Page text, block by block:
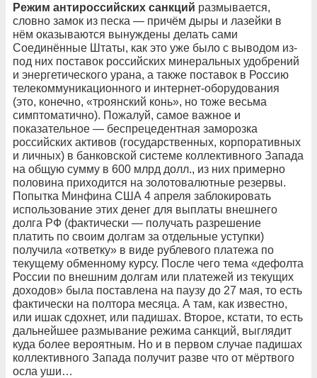
Режим антироссийских санкций размывается,
словно замок из песка — причём дыры и лазейки в
нём оказываются вынуждены делать сами
Соединённые Штаты, как это уже было с выводом из-
под них поставок российских минеральных удобрений
и энергетического урана, а также поставок в Россию
телекоммуникационного и интернет-​оборудования
(это, конечно, «троянский конь», но тоже весьма
симптоматично). Пожалуй, самое важное и
показательное — беспрецедентная заморозка
российских активов (государственных, корпоративных
и личных) в банковской системе коллективного Запада
на общую сумму в 600 млрд долл., из них примерно
половина приходится на золотовалютные резервы.
Попытка Минфина США 4 апреля заблокировать
использование этих денег для выплаты внешнего
долга РФ (фактически — получать разрешение
платить по своим долгам за отдельные уступки)
получила «ответку» в виде рублевого платежа по
текущему обменному курсу. После чего тема «дефолта
России по внешним долгам или платежей из текущих
доходов» была поставлена на паузу до 27 мая, то есть
фактически на полтора месяца. А там, как известно,
или ишак сдохнет, или падишах. Второе, кстати, то есть
дальнейшее размывание режима санкций, выглядит
куда более вероятным. Но и в первом случае падишах
коллективного Запада получит разве что от мёртвого
осла уши…